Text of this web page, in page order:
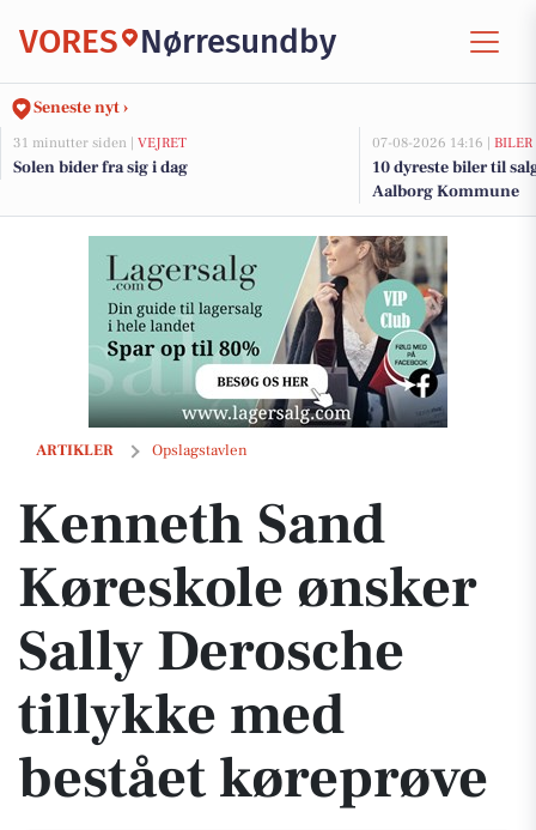
VORES Nørresundby
Seneste nyt ›
31 minutter siden | VEJRET
Solen bider fra sig i dag
07-08-2026 14:16 | BILER
10 dyreste biler til
Aalborg Kommune
ARTIKLER Opslagstavlen
Kenneth Sand Køreskole ønsker Sally Derosche tillykke med
Kenneth Sand
Køreskole ønsker
Sally Derosche
tillykke med
bestået køreprøve